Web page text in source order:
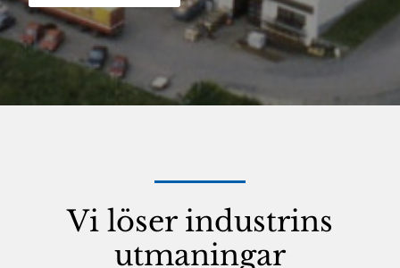
Vi löser industrins
utmaningar